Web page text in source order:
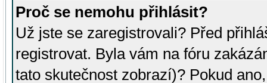
Proč se nemohu přihlásit?
Už jste se zaregistrovali? Před
registrovat. Byla vám na fóru
tato skutečnost zobrazí)? Pokud